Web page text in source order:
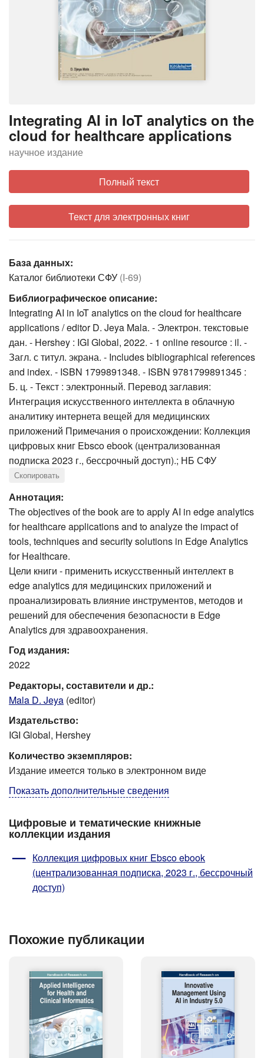
Integrating AI in IoT analytics on the
cloud for healthcare applications
научное издание
Полный текст
Текст для электронных книг
База данных:
Каталог библиотеки СФУ (I-69)
Библиографическое описание:
Integrating AI in IoT analytics on the cloud for healthcare
applications / editor D. Jeya Mala. - Электрон. текстовые
дан. - Hershey : IGI Global, 2022. - 1 online resource : il. -
Загл. с титул. экрана. - Includes bibliographical references
and index. - ISBN 1799891348. - ISBN 9781799891345 :
Б. ц. - Текст : электронный. Перевод заглавия:
Интеграция искусственного интеллекта в облачную
аналитику интернета вещей для медицинских
приложений Примечания о происхождении: Коллекция
цифровых книг Ebsco ebook (централизованная
подписка 2023 г., бессрочный доступ).; НБ СФУ
Скопировать
Аннотация:
The objectives of the book are to apply AI in edge analytics
for healthcare applications and to analyze the impact of
tools, techniques and security solutions in Edge Analytics
for Healthcare.
Цели книги - применить искусственный интеллект в
edge analytics для медицинских приложений и
проанализировать влияние инструментов, методов и
решений для обеспечения безопасности в Edge
Analytics для здравоохранения.
Год издания:
2022
Редакторы, составители и др.:
Mala D. Jeya (editor)
Издательство:
IGI Global, Hershey
Количество экземпляров:
Издание имеется только в электронном виде
Показать дополнительные сведения
Цифровые и тематические книжные
коллекции издания
Коллекция цифровых книг Ebsco ebook
(централизованная подписка, 2023 г., бессрочный
доступ)
Похожие публикации